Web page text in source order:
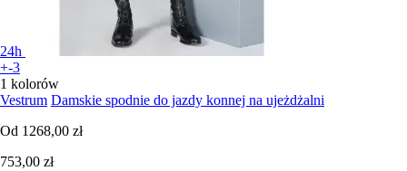
24h
+-3
1 kolorów
Vestrum Damskie spodnie do jazdy konnej na ujeżdżalni
Od 1268,00 zł
753,00 zł